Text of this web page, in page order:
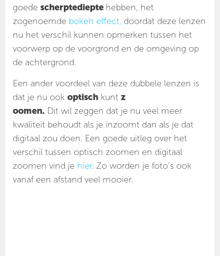
goedescherptediepte hebben, het
zogenoemde bokeh effect, doordat deze lenzen
nu het verschil kunnen opmerken tussen het
voorwerp op de voorgrond en de omgeving op
de achtergrond.
Een ander voordeel van deze dubbele lenzen is
dat je nu ookoptisch kuntz
oomen. Dit wil zeggen dat je nu veel meer
kwaliteit behoudt als je inzoomt dan als je dat
digitaal zou doen. Een goede uitleg over het
verschil tussen optisch zoomen en digitaal
zoomen vind je hier. Zo worden je foto’s ook
vanaf een afstand veel mooier.